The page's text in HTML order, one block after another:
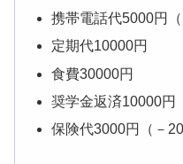
携帯電話代5000円（
定期代10000円
食費30000円
奨学金返済10000円
保険代3000円（－